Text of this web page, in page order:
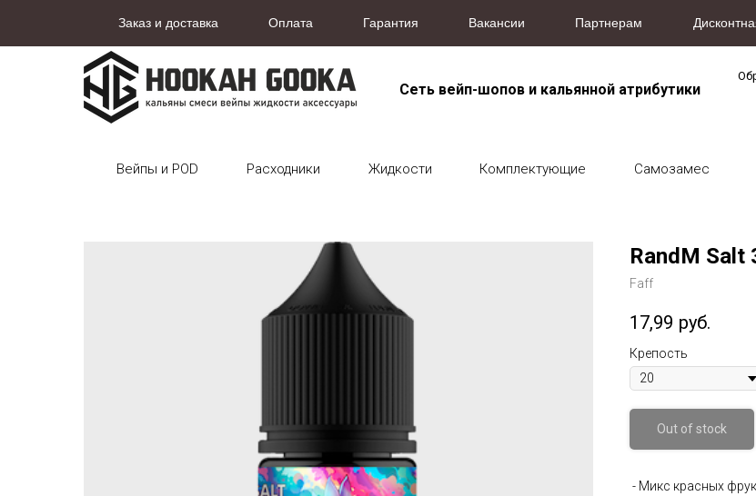
Заказ и доставка Оплата Гарантия Вакансии Партнерам
Сеть вейп-шопов и кальянной атрибутики
Вейпы и POD Расходники Жидкости Комплектующие Самозамес
RandM
Faff
17,99 руб.
Крепость
Out of stock
- Микс красных